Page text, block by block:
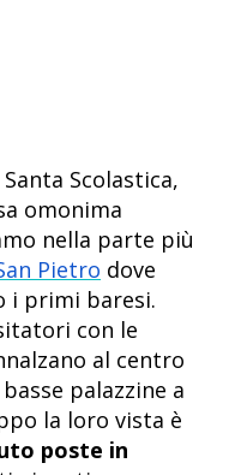
Scolastica,
omonima
nella parte più
Pietro dove
i primi baresi.
con le
al centro
palazzine a
la loro vista è
poste in